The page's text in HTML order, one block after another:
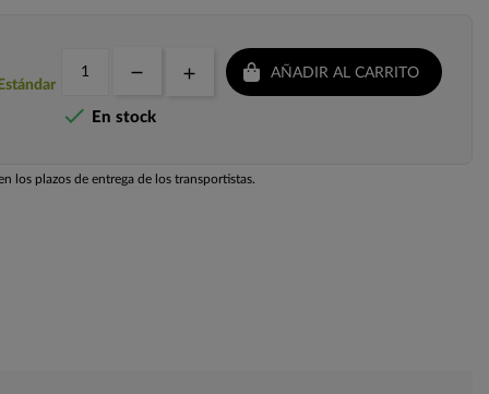
AÑADIR AL CARRITO
 En stock
los plazos de entrega de los transportistas.